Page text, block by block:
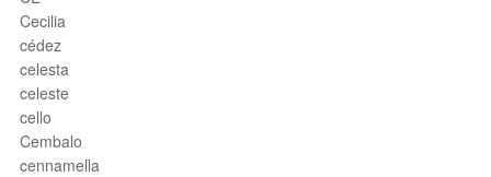
Cecilia
cédez
celesta
celeste
cello
Cembalo
cennamella